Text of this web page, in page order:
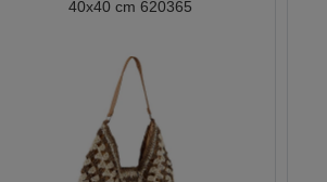
40x40 cm 620365